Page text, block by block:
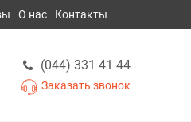
О нас Контакты
(044) 331 41 44
Заказать звонок